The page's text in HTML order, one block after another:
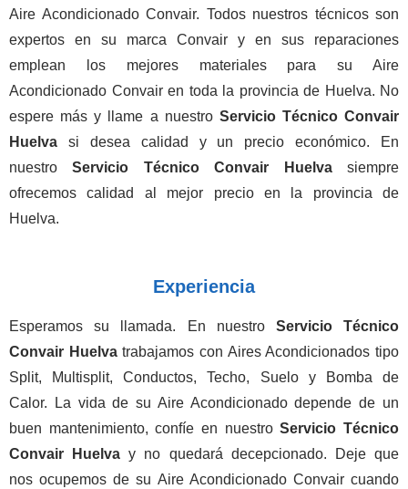
Aire Acondicionado Convair. Todos nuestros técnicos son
expertos en su marca Convair y en sus reparaciones
emplean los mejores materiales para su Aire
Acondicionado Convair en toda la provincia de Huelva. No
espere más y llame a nuestro Servicio Técnico Convair
Huelva si desea calidad y un precio económico. En
nuestroServicio Técnico Convair Huelvasiempre
ofrecemos calidad al mejor precio en la provincia de
Huelva.
Experiencia
Esperamos su llamada. En nuestro Servicio Técnico
Convair Huelvatrabajamos con Aires Acondicionados tipo
Split, Multisplit, Conductos, Techo, Suelo y Bomba de
Calor. La vida de su Aire Acondicionado depende de un
buen mantenimiento, confíe en nuestroServicio Técnico
Convair Huelva y no quedará decepcionado. Deje que
nos ocupemos de su Aire Acondicionado Convair cuando